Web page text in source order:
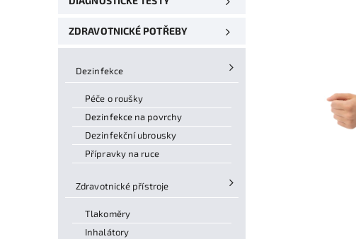
ZDRAVOTNICKÉ POTŘEBY
Dezinfekce
Péče o roušky
Dezinfekce na povrchy
Dezinfekční ubrousky
Přípravky na ruce
Zdravotnické přístroje
Tlakoměry
Inhalátory